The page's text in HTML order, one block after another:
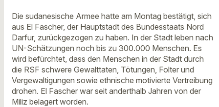
Die sudanesische Armee hatte am Montag bestätigt, sich
aus El Fascher, der Hauptstadt des Bundesstaats Nord
Darfur, zurückgezogen zu haben. In der Stadt leben nach
UN-Schätzungen noch bis zu 300.000 Menschen. Es
wird befürchtet, dass den Menschen in der Stadt durch
die RSF schwere Gewalttaten, Tötungen, Folter und
Vergewaltigungen sowie ethnische motivierte Vertreibung
drohen. El Fascher war seit anderthalb Jahren von der
Miliz belagert worden.